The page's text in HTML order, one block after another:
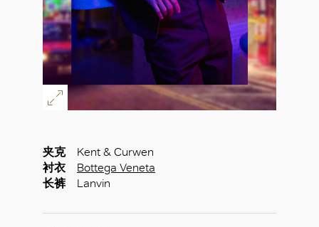
夹克Kent & Curwen
衬衣
Bottega Veneta
长裤Lanvin